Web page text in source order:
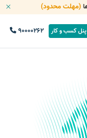
(مهلت محدود)
پنل کسب و کار 90000262